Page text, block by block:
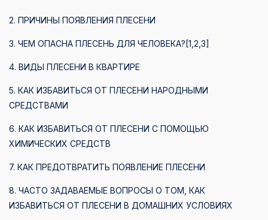
2. ПРИЧИНЫ ПОЯВЛЕНИЯ ПЛЕСЕНИ
3. ЧЕМ ОПАСНА ПЛЕСЕНЬ ДЛЯ ЧЕЛОВЕКА?[1,2,3]
4. ВИДЫ ПЛЕСЕНИ В КВАРТИРЕ
5. КАК ИЗБАВИТЬСЯ ОТ ПЛЕСЕНИ НАРОДНЫМИ
СРЕДСТВАМИ
6. КАК ИЗБАВИТЬСЯ ОТ ПЛЕСЕНИ С ПОМОЩЬЮ
ХИМИЧЕСКИХ СРЕДСТВ
7. КАК ПРЕДОТВРАТИТЬ ПОЯВЛЕНИЕ ПЛЕСЕНИ
8. ЧАСТО ЗАДАВАЕМЫЕ ВОПРОСЫ О ТОМ, КАК
ИЗБАВИТЬСЯ ОТ ПЛЕСЕНИ В ДОМАШНИХ УСЛОВИЯХ